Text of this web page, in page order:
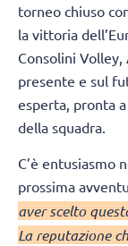
torneo chiuso
la vittoria
Consolini
presente e sul
esperta, pronta
della squadra.
C’è entusiasmo
prossima
aver scelto
La reputazione